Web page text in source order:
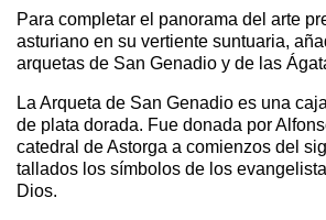
Para completar el panorama del arte
asturiano en su vertiente suntuaria,
arquetas de San Genadio y de las
La Arqueta de San Genadio es una
de plata dorada. Fue donada por
catedral de Astorga a comienzos del
tallados los símbolos de los
Dios.